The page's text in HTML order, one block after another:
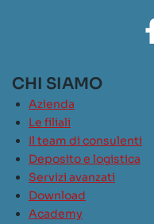
CHI SIAMO
Azienda
Le filiali
Il team di consulenti
Deposito e logistica
Servizi avanzati
Download
Academy